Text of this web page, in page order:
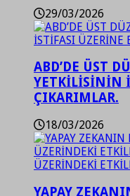
29/03/2026
ABD’DE ÜST
YETKİLİSİNİN
ÇIKARIMLAR.
18/03/2026
YAPAY